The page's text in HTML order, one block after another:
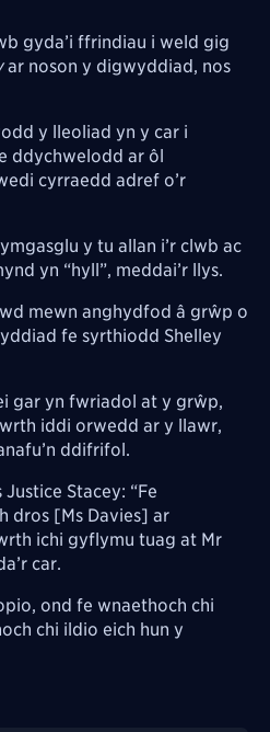
gyda’i ffrindiau i weld gig
ar noson y digwyddiad, nos
y lleoliad yn y car i
ddychwelodd ar ôl
cyrraedd adref o’r
y tu allan i’r clwb ac
yn “hyll”, meddai’r llys.
mewn anghydfod â grŵp o
fe syrthiodd Shelley
gar yn fwriadol at y grŵp,
iddi orwedd ar y llawr,
ddifrifol.
Stacey: “Fe
dros [Ms Davies] ar
ichi gyflymu tuag at Mr
car.
ond fe wnaethoch chi
chi ildio eich hun y